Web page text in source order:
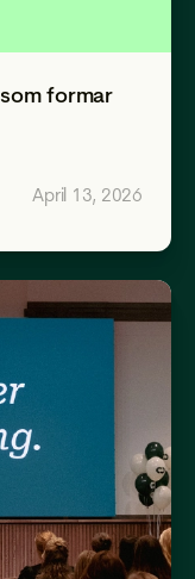
formar
April 13, 2026